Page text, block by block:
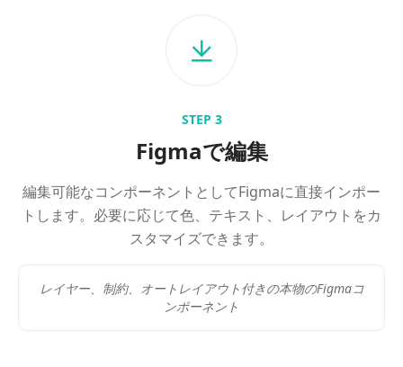
STEP 3
Figmaで編集
編集可能なコンポーネントとしてFigmaに直接インポー
トします。必要に応じて色、テキスト、レイアウトをカ
スタマイズできます。
レイヤー、制約、オートレイアウト付きの本物のFigmaコ
ンポーネント